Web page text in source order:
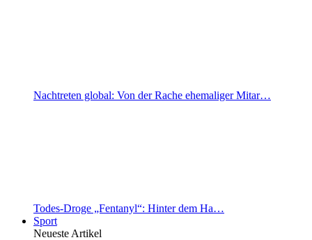
Nachtreten global: Von der Rache ehemaliger Mitar…
Todes-Droge „Fentanyl“: Hinter dem Ha…
Sport
Neueste Artikel